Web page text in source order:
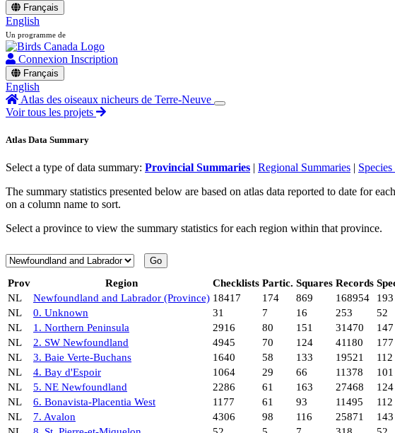
Français
English
Un programme de
Connexion Inscription
Français
English
Atlas des oiseaux nicheurs de Terre-Neuve
Voir tous les projets
Atlas Data Summary
Select a type of data summary: Provincial Summaries | Regional Summaries |
The summary statistics presented below are based on atlas data reported to date for
on a column name to sort.
Select a province to view the summary statistics for each region within that province.
Prov Region Checklists Partic. Squares Records
NL
Newfoundland and Labrador (Province) 18417 174 869 168954 193
NL
0. Unknown 31 7 16 253 52
NL
1. Northern Peninsula 2916 80 151 31470 147
NL
2. SW Newfoundland 4945 70 124 41180 177
NL
3. Baie Verte-Buchans 1640 58 133 19521 112
NL
4. Bay d'Espoir 1064 29 66 11378 101
NL
5. NE Newfoundland 2286 61 163 27468 124
NL
6. Bonavista-Placentia West 1177 61 93 11495 112
NL
7. Avalon 4306 98 116 25871 143